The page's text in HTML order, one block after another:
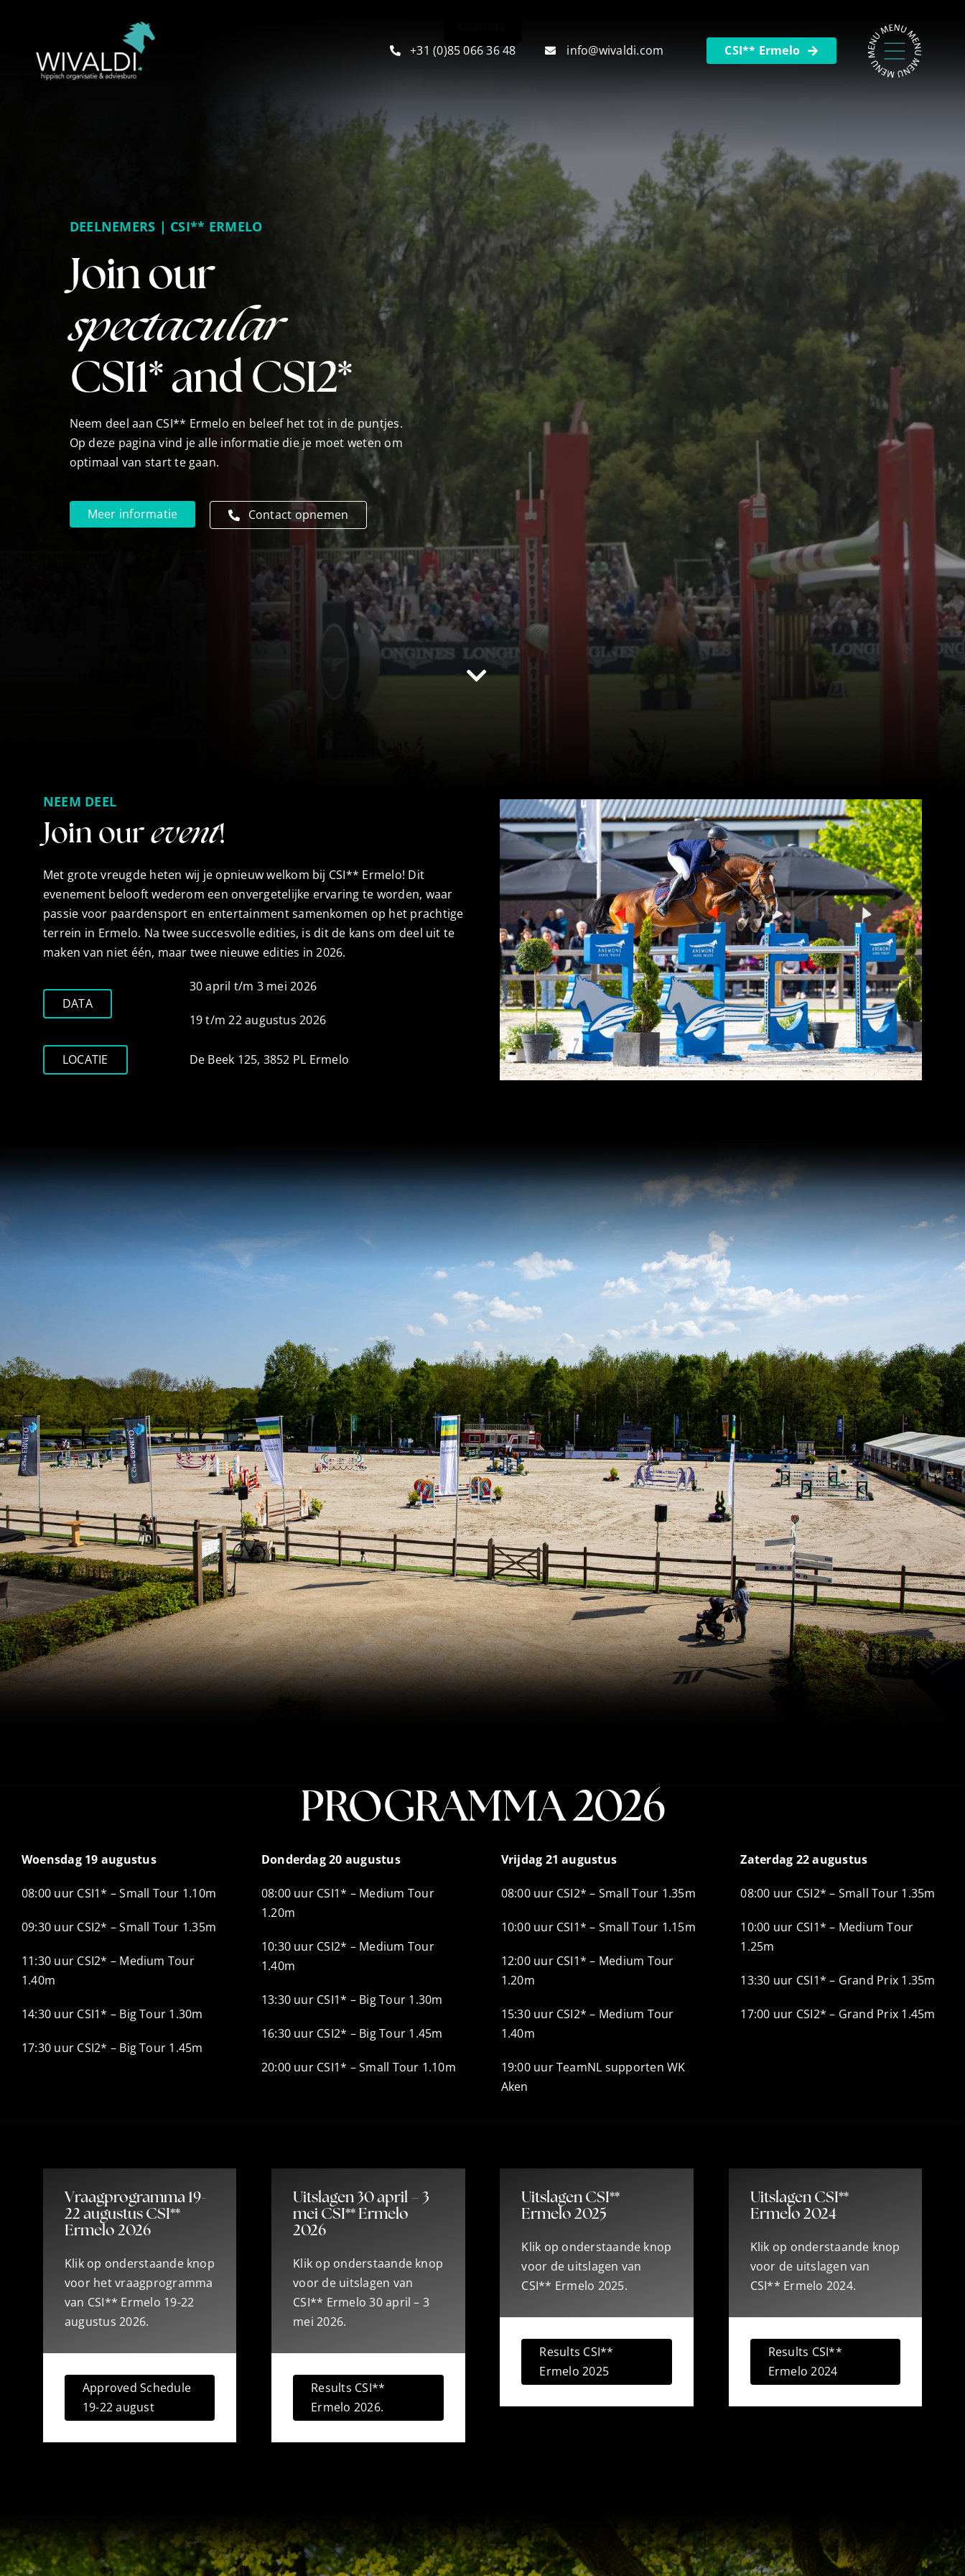
+31 (0)85 066 36 48 info@wivaldi.com CSI** Ermelo
DEELNEMERS | CSI** ERMELO
Join our
spectacular
CSI1* and CSI2*
Neem deel aan CSI** Ermelo en beleef het tot in de puntjes.
Op deze pagina vind je alle informatie die je moet weten om
optimaal van start te gaan.
Meer informatie Contact opnemen
NEEM DEEL
Join our event!
Met grote vreugde heten wij je opnieuw welkom bij CSI** Ermelo! Dit
evenement belooft wederom een onvergetelijke ervaring te worden, waar
passie voor paardensport en entertainment samenkomen op het prachtige
terrein in Ermelo. Na twee succesvolle edities, is dit de kans om deel uit te
maken van niet één, maar twee nieuwe edities in 2026.
DATA
30 april t/m 3 mei 2026
19 t/m 22 augustus 2026
LOCATIE De Beek 125, 3852 PL Ermelo
PROGRAMMA 2026
Woensdag 19 augustus
08:00 uur CSI1* – Small Tour 1.10m
09:30 uur CSI2* – Small Tour 1.35m
11:30 uur CSI2* – Medium Tour
1.40m
14:30 uur CSI1* – Big Tour 1.30m
17:30 uur CSI2* – Big Tour 1.45m
Donderdag 20 augustus
08:00 uur CSI1* – Medium Tour
1.20m
10:30 uur CSI2* – Medium Tour
1.40m
13:30 uur CSI1* – Big Tour 1.30m
16:30 uur CSI2* – Big Tour 1.45m
20:00 uur CSI1* – Small Tour 1.10m
Vrijdag 21 augustus
08:00 uur CSI2* – Small Tour 1.35m
10:00 uur CSI1* – Small Tour 1.15m
12:00 uur CSI1* – Medium Tour
1.20m
15:30 uur CSI2* – Medium Tour
1.40m
19:00 uur TeamNL supporten WK
Aken
Zaterdag 22 augustus
08:00 uur CSI2* – Small Tour 1.35m
10:00 uur CSI1* – Medium Tour
1.25m
13:30 uur CSI1* – Grand Prix 1.35m
17:00 uur CSI2* – Grand Prix 1.45m
Vraagprogramma 19-
22 augustus CSI**
Ermelo 2026
Klik op onderstaande knop
voor het vraagprogramma
van CSI** Ermelo 19-22
augustus 2026.
Approved Schedule
19-22 august
Uitslagen 30 april – 3
mei CSI** Ermelo
2026
Klik op onderstaande knop
voor de uitslagen van
CSI** Ermelo 30 april – 3
mei 2026.
Results CSI**
Ermelo 2026.
Uitslagen CSI**
Ermelo 2025
Klik op onderstaande knop
voor de uitslagen van
CSI** Ermelo 2025.
Results CSI**
Ermelo 2025
Uitslagen CSI**
Ermelo 2024
Klik op onderstaande knop
voor de uitslagen van
CSI** Ermelo 2024.
Results CSI**
Ermelo 2024